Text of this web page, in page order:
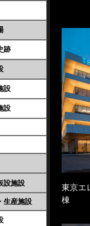
跡
設
設
設施設
生産施設
東京エ
棟